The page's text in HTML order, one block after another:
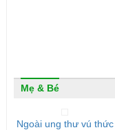
Mẹ & Bé
Ngoài ung thư vú thức